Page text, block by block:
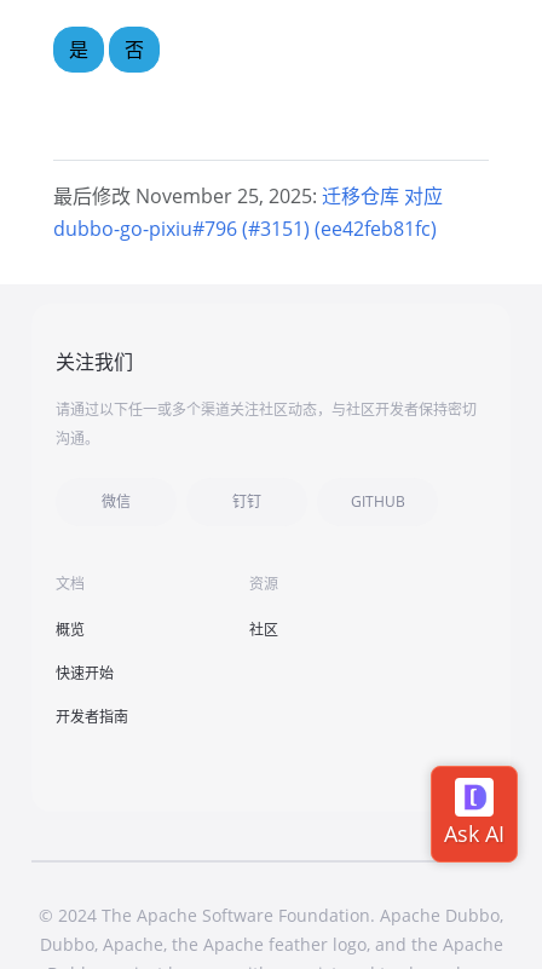
是 否
最后修改 November 25, 2025: 迁移仓库 对应
dubbo-go-pixiu#796 (#3151) (ee42feb81fc)
关注我们
请通过以下任一或多个渠道关注社区动态，与社区开发者保持密切
沟通。
微信 钉钉 GITHUB
文档
概览
快速开始
开发者指南
资源
社区
© 2024 The Apache Software Foundation. Apache Dubbo,
Dubbo, Apache, the Apache feather logo, and the Apache